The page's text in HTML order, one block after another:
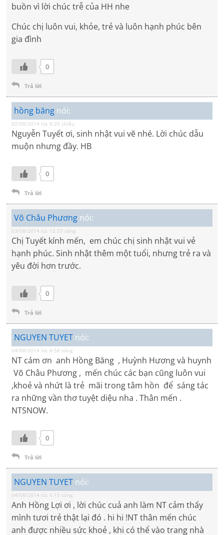
buồn vì lời chúc trễ của HH nhe
Chúc chị luôn vui, khỏe, trẻ và luôn hạnh phúc bên
gia đình
0
Trả lời
hồng băng nói:
02/08/2014 lúc 8:20 chiều
Nguyễn Tuyết ơi, sinh nhật vui vẽ nhé. Lời chúc dẫu
muộn nhưng đầy. HB
0
Trả lời
Võ Châu Phương nói:
03/08/2014 lúc 12:37 sáng
Chị Tuyết kính mến, em chúc chị sinh nhật vui vẻ
hạnh phúc. Sinh nhật thêm một tuổi, nhưng trẻ ra và
yêu đời hơn trước.
0
Trả lời
NGUYEN TUYET nói:
04/08/2014 lúc 4:58 sáng
NT cám ơn anh Hồng Băng , Huỳnh Hương và huynh
Võ Châu Phương , mến chúc các bạn cũng luôn vui
,khoẻ và nhứt là trẻ mãi trong tâm hồn để sáng tác
ra những vần thơ tuyệt diệu nha . Thân mến .
NTSNOW.
0
Trả lời
NGUYEN TUYET nói:
04/08/2014 lúc 5:10 sáng
Anh Hồng Lợi ơi , lời chúc cuả anh làm NT cảm thấy
mình tươi trẻ thật lại đó . hi hi !NT thân mến chúc
anh được nhiều sức khoẻ , khi có thể vào trang nhà